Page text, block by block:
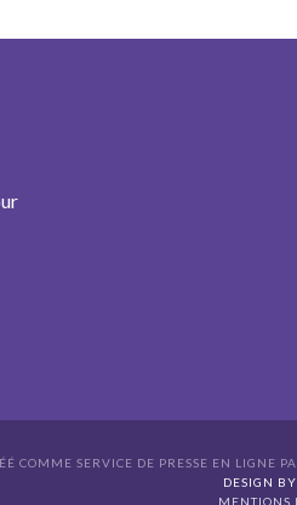
COMME SERVICE DE PRESSE EN LIGNE
DESIGN BY
MENTIONS
Options